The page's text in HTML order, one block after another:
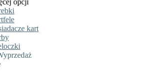
opcji
kart